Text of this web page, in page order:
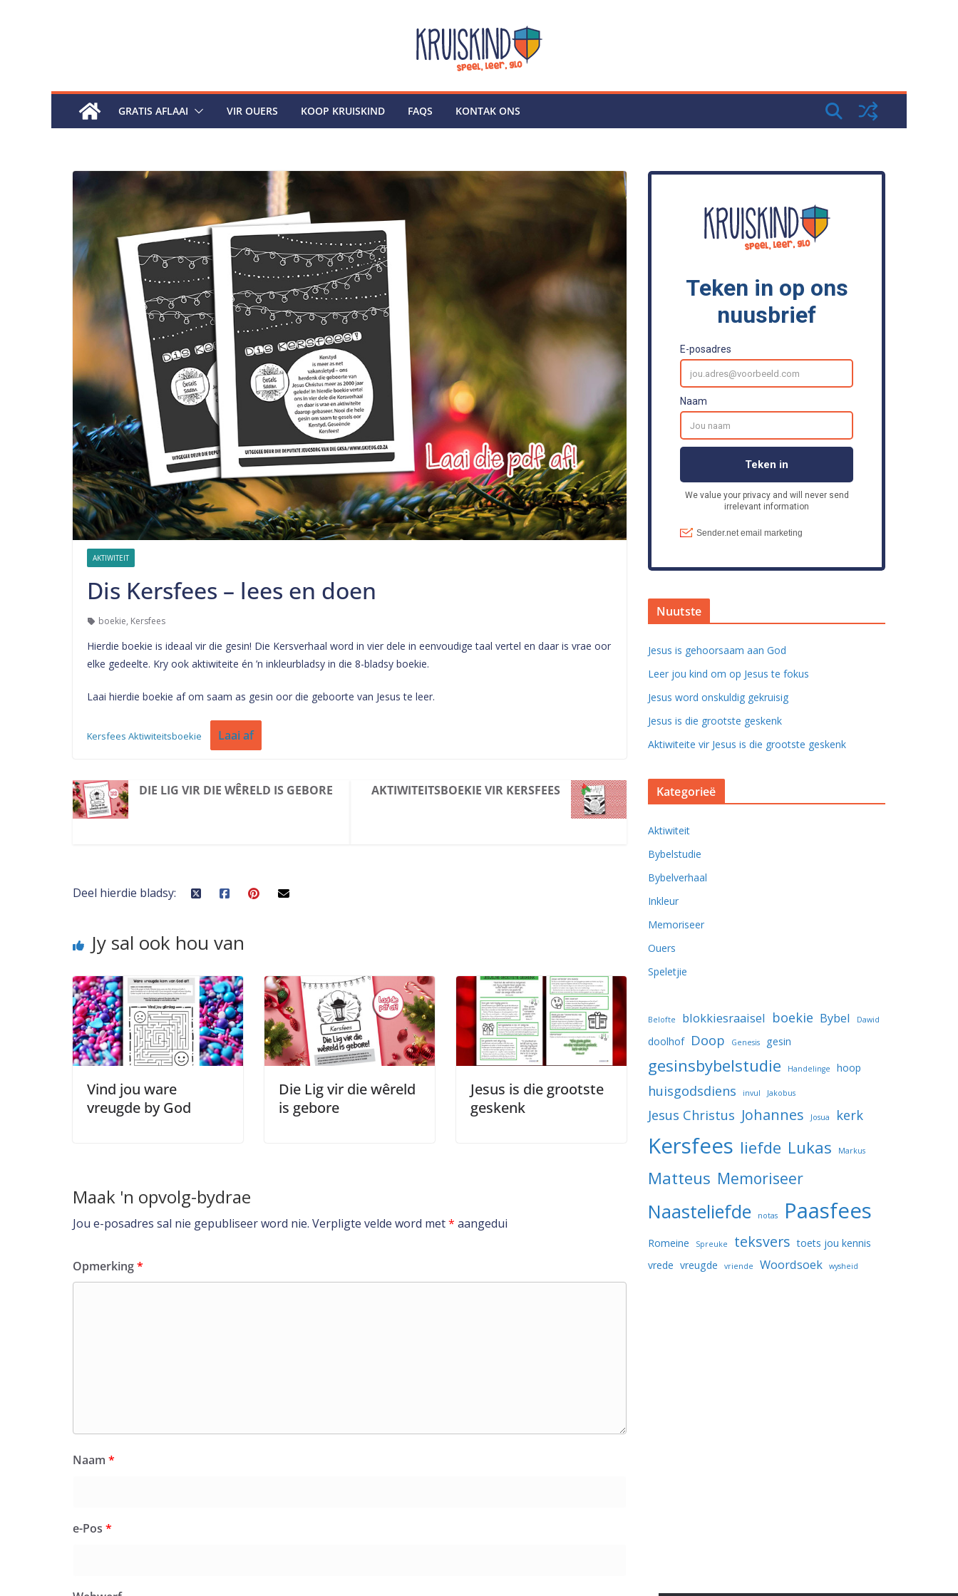
GRATIS AFLAAI VIR OUERS KOOP KRUISKIND FAQS KONTAK ONS
AKTIWITEIT
Dis Kersfees – lees en doen
boekie, Kersfees
Hierdie boekie is ideaal vir die gesin! Die Kersverhaal word in vier dele in eenvoudige taal vertel en daar is vrae oor
elke gedeelte. Kry ook aktiwiteite én ’n inkleurbladsy in die 8-bladsy boekie.
Laai hierdie boekie af om saam as gesin oor die geboorte van Jesus te leer.
Kersfees Aktiwiteitsboekie Laai af
DIE LIG VIR DIE WÊRELD IS GEBORE AKTIWITEITSBOEKIE VIR KERSFEES
Deel hierdie bladsy:
Jy sal ook hou van
Vind jou ware
vreugde by God
Die Lig vir die wêreld
is gebore
Jesus is die grootste
geskenk
Maak 'n opvolg-bydrae
Jou e-posadres sal nie gepubliseer word nie. Verpligte velde word met* aangedui
Opmerking*
Naam *
e-Pos *
Nuutste
Jesus is gehoorsaam aan God
Leer jou kind om op Jesus te fokus
Jesus word onskuldig gekruisig
Jesus is die grootste geskenk
Aktiwiteite vir Jesus is die grootste geskenk
Kategorieë
Aktiwiteit
Bybelstudie
Bybelverhaal
Inkleur
Memoriseer
Ouers
Speletjie
Belofte blokkiesraaisel boekie Bybel Dawid
doolhof Doop Genesis gesin
gesinsbybelstudie Handelinge hoop
huisgodsdiens invul Jakobus
Jesus Christus Johannes Josua kerk
Kersfees liefde Lukas Markus
Matteus Memoriseer
Naasteliefde notas Paasfees
Romeine Spreuke teksvers toets jou kennis
vrede vreugde vriende Woordsoek wysheid